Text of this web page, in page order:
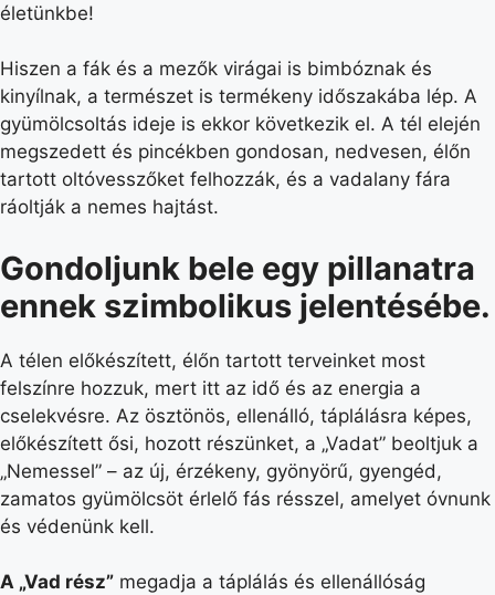
életünkbe!
Hiszen a fák és a mezők virágai is bimbóznak és
kinyílnak, a természet is termékeny időszakába lép. A
gyümölcsoltás ideje is ekkor következik el. A tél elején
megszedett és pincékben gondosan, nedvesen, élőn
tartott oltóvesszőket felhozzák, és a vadalany fára
ráoltják a nemes hajtást.
Gondoljunk bele egy pillanatra
ennek szimbolikus jelentésébe.
A télen előkészített, élőn tartott terveinket most
felszínre hozzuk, mert itt az idő és az energia a
cselekvésre. Az ösztönös, ellenálló, táplálásra képes,
előkészített ősi, hozott részünket, a „Vadat” beoltjuk a
„Nemessel” – az új, érzékeny, gyönyörű, gyengéd,
zamatos gyümölcsöt érlelő fás résszel, amelyet óvnunk
és védenünk kell.
A „Vad rész” megadja a táplálás és ellenállóság